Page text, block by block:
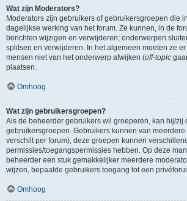
Wat zijn Moderators?
Moderators zijn gebruikers of gebruikersgroepen die
dagelijkse werking van het forum. Ze kunnen, in de
berichten wijzigen en verwijderen; onderwerpen
splitsen en verwijderen. In het algemeen moeten ze
mensen niet van het onderwerp afwijken (off-topic
plaatsen.
Omhoog
Wat zijn gebruikersgroepen?
Als de beheerder gebruikers wil groeperen, kan hij/zij
gebruikersgroepen. Gebruikers kunnen van
verschilt per forum), deze groepen kunnen
permissies/toegangspermissies hebben. Op deze
beheerder een stuk gemakkelijker meerdere
wijzen, bepaalde gebruikers toegang tot een
Omhoog